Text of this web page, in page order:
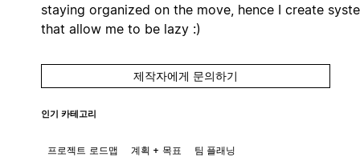
staying organized on the move, hence I create
that allow me to be lazy :)
제작자에게 문의하기
인기 카테고리
프로젝트 로드맵 계획 + 목표 팀 플래닝